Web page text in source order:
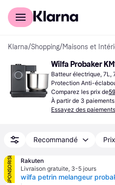
Acheter avec Klarna
Klarna/Shopping/Maisons et
Wilfa Probaker
Batteur électrique, 7L,
Protection Anti-
vaisselle, Éclairage
Comparez les prix de
À partir de 3
Essayez des
Recommandé
SPONSORISÉ
Rakuten
Livraison gratuite, 3-5 jours
wilfa petrin melangeur